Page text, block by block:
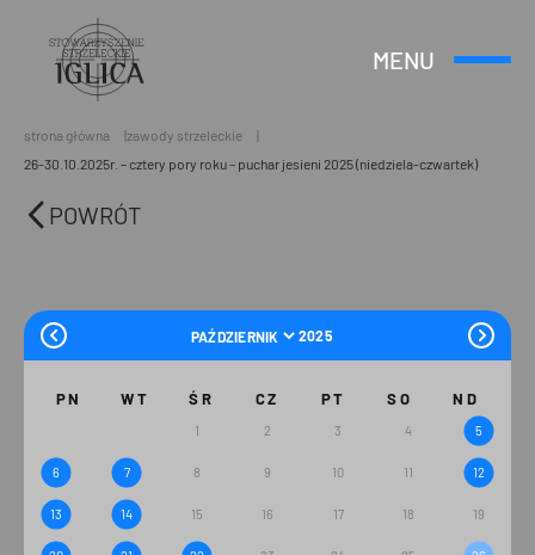
Header
Logo
MENU
Otwórz
strona główna
zawody strzeleckie
26-30.10.2025r. – cztery pory roku – puchar jesieni 2025 (niedziela-czwartek)
POWRÓT
PN WT ŚR CZ PT SO ND
1 2 3 4 5
6 7 8 9 10 11 12
13 14 15 16 17 18 19